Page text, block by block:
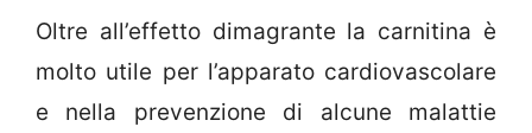
Oltre all’effetto dimagrante la carnitina è
molto utile per l’apparato cardiovascolare
e nella prevenzione di alcune malattie